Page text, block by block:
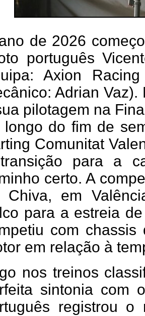
de 2026
português
Axion
Adrian
pilotagem na
longo do fim de
Comunitat
para a
certo. A
Chiva, em
para a estreia
com
em relação à
nos treinos
sintonia com
registrou